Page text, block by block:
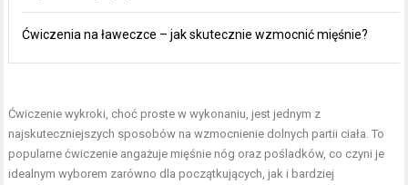
Ćwiczenia na ławeczce – jak skutecznie wzmocnić mięśnie?
Ćwiczenie wykroki, choć proste w wykonaniu, jest jednym z
najskuteczniejszych sposobów na wzmocnienie dolnych partii ciała. To
popularne ćwiczenie angażuje mięśnie nóg oraz pośladków, co czyni je
idealnym wyborem zarówno dla początkujących, jak i bardziej